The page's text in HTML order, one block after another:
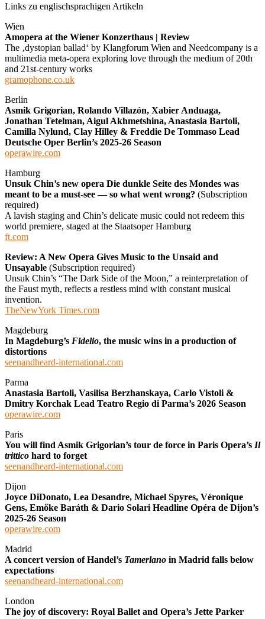
Links zu englischsprachigen Artikeln
Wien
Amopera at the Wiener Konzerthaus | Review
The ‚dystopian ballad‘ by Klangforum Wien and Needcompany is a
multimedia meta-opera exploring love through the medium of 20th
and 21st-century works
gramophone.co.uk
Berlin
Asmik Grigorian, Rolando Villazón, Xabier Anduaga,
Jonathan Tetelman, Aigul Akhmetshina, Anastasia Bartoli,
Camilla Nylund, Clay Hilley & Freddie De Tommaso Lead
Deutsche Oper Berlin’s 2025-26 Season
operawire.com
Hamburg
Unsuk Chin’s new opera Die dunkle Seite des Mondes was
meant to be a must-see — so what went wrong? (Subscription
required)
A lavish staging and Chin’s delicate music could not redeem this
world premiere, staged at the Staatsoper Hamburg
ft.com
Review: A New Opera Gives Music to the Unsaid and
Unsayable (Subscription required)
Unsuk Chin’s “The Dark Side of the Moon,” a reinterpretation of
the Faust myth, reflects a restless mind with constant musical
invention.
TheNewYork Times.com
Magdeburg
In Magdeburg’s Fidelio, the music wins in a production of
distortions
seenandheard-international.com
Parma
Anastasia Bartoli, Vasilisa Berzhanskaya, Carlo Vistoli &
Dmitry Korchak Lead Teatro Regio di Parma’s 2026 Season
operawire.com
Paris
You will find Asmik Grigorian’s tour de force in Paris Opera’s Il
trittico hard to forget
seenandheard-international.com
Dijon
Joyce DiDonato, Lea Desandre, Michael Spyres, Véronique
Gens, Emőke Baráth & Dario Solari Headline Opéra de Dijon’s
2025-26 Season
operawire.com
Madrid
A concert version of Handel’s Tamerlano in Madrid falls below
expectations
seenandheard-international.com
London
The joy of discovery: Royal Ballet and Opera’s Jette Parker